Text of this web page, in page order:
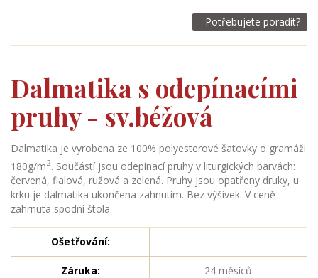
Potřebujete poradit?
Dalmatika s odepínacími
pruhy - sv.béžová
Dalmatika je vyrobena ze 100% polyesterové šatovky o gramáži
180g/m2. Součástí jsou odepínací pruhy v liturgických barvách:
červená, fialová, ružová a zelená. Pruhy jsou opatřeny druky, u
krku je dalmatika ukončena zahnutím. Bez výšivek. V ceně
zahrnuta spodní štola.
Ošetřování:
Záruka: 24 měsíců